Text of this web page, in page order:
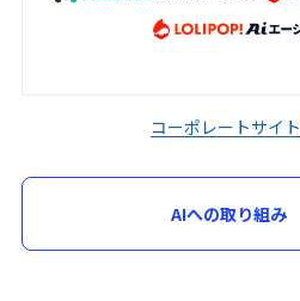
コーポレートサイト
AIへの取り組み